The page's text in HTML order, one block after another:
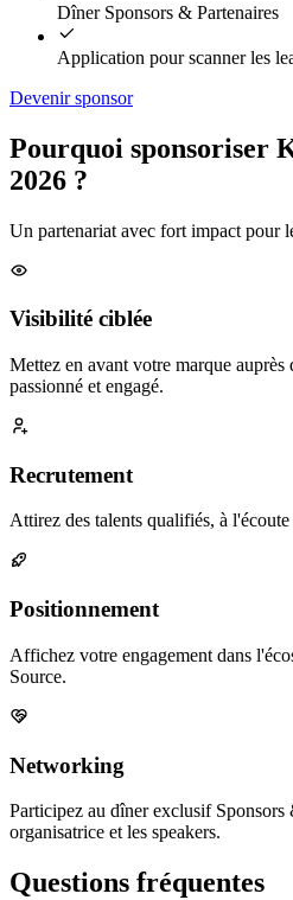
Dîner Sponsors & Partenaires
Application pour scanner les
Devenir sponsor
Pourquoi sponsoriser
2026 ?
Un partenariat avec fort impact pour
Visibilité ciblée
Mettez en avant votre marque
passionné et engagé.
Recrutement
Attirez des talents qualifiés, à
Positionnement
Affichez votre engagement dans
Source.
Networking
Participez au dîner exclusif Sponsors
organisatrice et les speakers.
Questions fréquentes